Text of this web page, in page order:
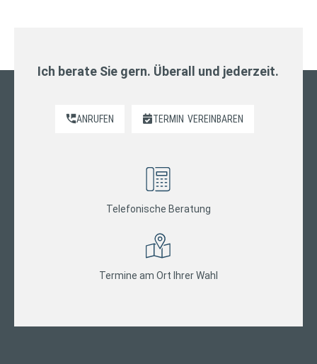
Ich berate Sie gern. Überall und jederzeit.
ANRUFEN TERMIN VEREINBAREN
Telefonische Beratung
Termine am Ort Ihrer Wahl